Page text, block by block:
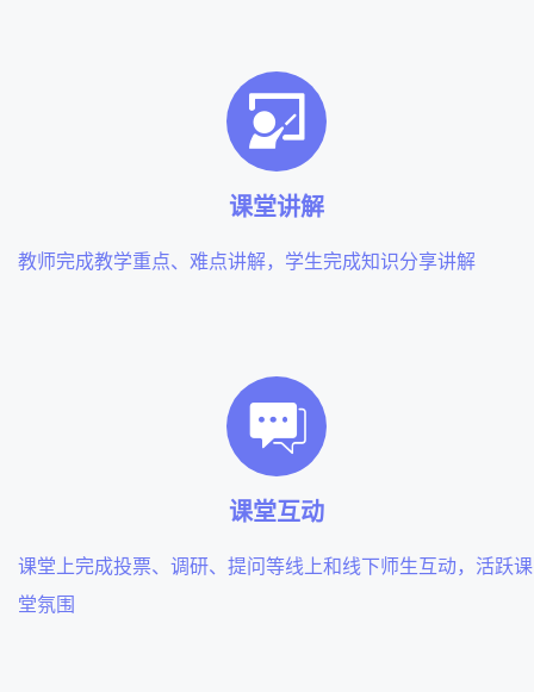
课堂讲解
教师完成教学重点、难点讲解，学生完成知识分享讲解
课堂互动
课堂上完成投票、调研、提问等线上和线下师生互动，活跃课
堂氛围